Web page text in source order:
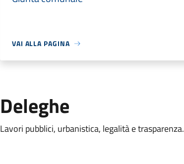
VAI ALLA PAGINA
Deleghe
Lavori pubblici, urbanistica, legalità e trasparenza.